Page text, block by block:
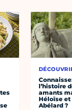
l’histoire
amants
Héloïse et
Abélard ?